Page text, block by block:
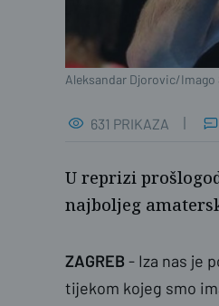
Aleksandar Djorovic/
631 PRIKAZA
U reprizi
najboljeg
ZAGREB - Iza nas je
tijekom kojeg smo